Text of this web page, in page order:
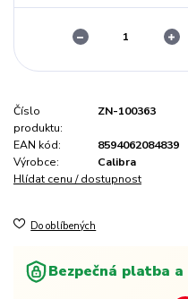
Číslo
produktu:
ZN-100363
EAN kód:
8594062084839
Výrobce:
Calibra
Hlídat cenu / dostupnost
Do oblíbených
Bezpečná platba